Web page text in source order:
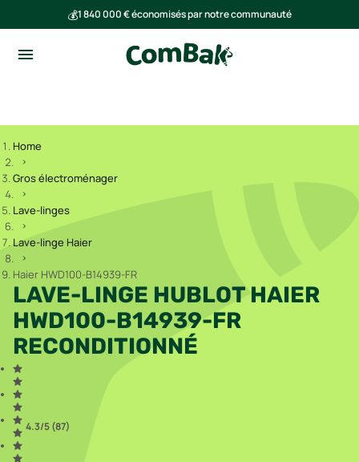
💰1 840 000 € économisés par notre communauté
Home
Gros électroménager
Lave-linges
Lave-linge Haier
Haier HWD100-B14939-FR
LAVE-LINGE HUBLOT HAIER
HWD100-B14939-FR
RECONDITIONNÉ
4.3/5 (87)